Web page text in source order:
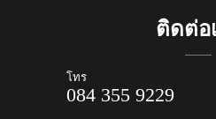
ติดต่อ
โทร
084 355 9229